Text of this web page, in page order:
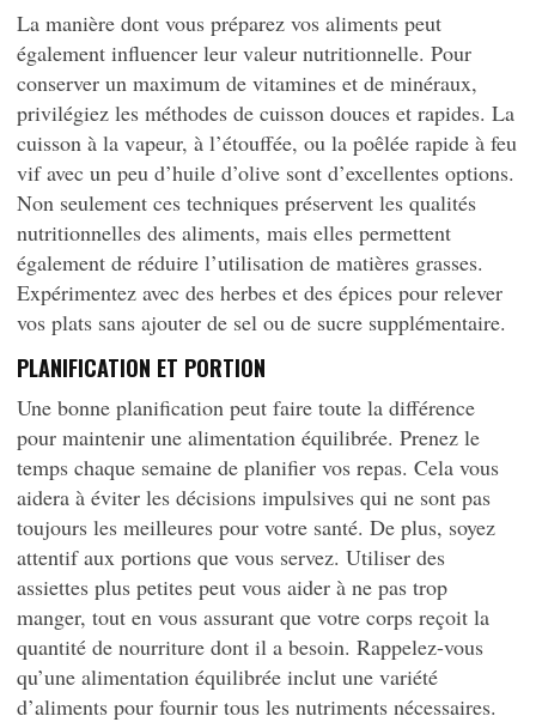
La manière dont vous préparez vos aliments peut
également influencer leur valeur nutritionnelle. Pour
conserver un maximum de vitamines et de minéraux,
privilégiez les méthodes de cuisson douces et rapides. La
cuisson à la vapeur, à l’étouffée, ou la poêlée rapide à feu
vif avec un peu d’huile d’olive sont d’excellentes options.
Non seulement ces techniques préservent les qualités
nutritionnelles des aliments, mais elles permettent
également de réduire l’utilisation de matières grasses.
Expérimentez avec des herbes et des épices pour relever
vos plats sans ajouter de sel ou de sucre supplémentaire.
PLANIFICATION ET PORTION
Une bonne planification peut faire toute la différence
pour maintenir une alimentation équilibrée. Prenez le
temps chaque semaine de planifier vos repas. Cela vous
aidera à éviter les décisions impulsives qui ne sont pas
toujours les meilleures pour votre santé. De plus, soyez
attentif aux portions que vous servez. Utiliser des
assiettes plus petites peut vous aider à ne pas trop
manger, tout en vous assurant que votre corps reçoit la
quantité de nourriture dont il a besoin. Rappelez-vous
qu’une alimentation équilibrée inclut une variété
d’aliments pour fournir tous les nutriments nécessaires.